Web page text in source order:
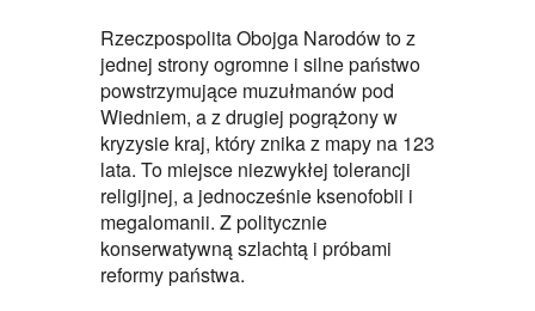
Rzeczpospolita Obojga Narodów to z
jednej strony ogromne i silne państwo
powstrzymujące muzułmanów pod
Wiedniem, a z drugiej pogrążony w
kryzysie kraj, który znika z mapy na 123
lata. To miejsce niezwykłej tolerancji
religijnej, a jednocześnie ksenofobii i
megalomanii. Z politycznie
konserwatywną szlachtą i próbami
reformy państwa.